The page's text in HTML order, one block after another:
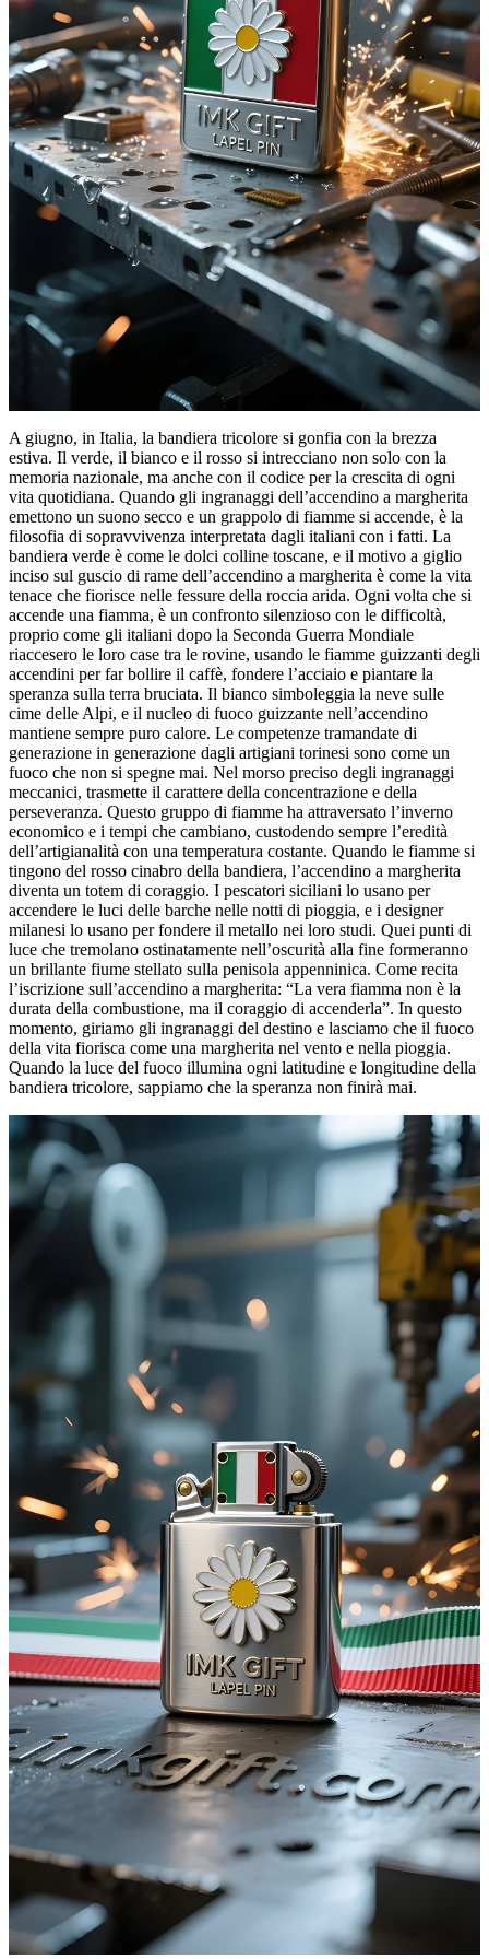
A giugno, in Italia, la bandiera tricolore si gonfia con la brezza
estiva. Il verde, il bianco e il rosso si intrecciano non solo con la
memoria nazionale, ma anche con il codice per la crescita di ogni
vita quotidiana. Quando gli ingranaggi dell’accendino a margherita
emettono un suono secco e un grappolo di fiamme si accende, è la
filosofia di sopravvivenza interpretata dagli italiani con i fatti. La
bandiera verde è come le dolci colline toscane, e il motivo a giglio
inciso sul guscio di rame dell’accendino a margherita è come la vita
tenace che fiorisce nelle fessure della roccia arida. Ogni volta che si
accende una fiamma, è un confronto silenzioso con le difficoltà,
proprio come gli italiani dopo la Seconda Guerra Mondiale
riaccesero le loro case tra le rovine, usando le fiamme guizzanti degli
accendini per far bollire il caffè, fondere l’acciaio e piantare la
speranza sulla terra bruciata. Il bianco simboleggia la neve sulle
cime delle Alpi, e il nucleo di fuoco guizzante nell’accendino
mantiene sempre puro calore. Le competenze tramandate di
generazione in generazione dagli artigiani torinesi sono come un
fuoco che non si spegne mai. Nel morso preciso degli ingranaggi
meccanici, trasmette il carattere della concentrazione e della
perseveranza. Questo gruppo di fiamme ha attraversato l’inverno
economico e i tempi che cambiano, custodendo sempre l’eredità
dell’artigianalità con una temperatura costante. Quando le fiamme si
tingono del rosso cinabro della bandiera, l’accendino a margherita
diventa un totem di coraggio. I pescatori siciliani lo usano per
accendere le luci delle barche nelle notti di pioggia, e i designer
milanesi lo usano per fondere il metallo nei loro studi. Quei punti di
luce che tremolano ostinatamente nell’oscurità alla fine formeranno
un brillante fiume stellato sulla penisola appenninica. Come recita
l’iscrizione sull’accendino a margherita: “La vera fiamma non è la
durata della combustione, ma il coraggio di accenderla”. In questo
momento, giriamo gli ingranaggi del destino e lasciamo che il fuoco
della vita fiorisca come una margherita nel vento e nella pioggia.
Quando la luce del fuoco illumina ogni latitudine e longitudine della
bandiera tricolore, sappiamo che la speranza non finirà mai.